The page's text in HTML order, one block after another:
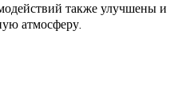
также улучшены и
атмосферу.